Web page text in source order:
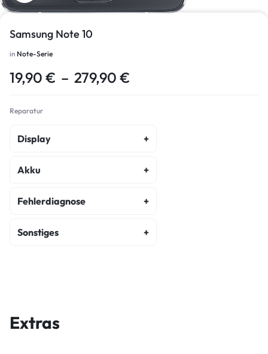
Samsung Note 10
in Note-Serie
19,90 € – 279,90 €
Reparatur
Display
Display Reparatur
Akku
Akku Austausch
Fehlerdiagnose
Fehlerdiagnose
Sonstiges
Extras